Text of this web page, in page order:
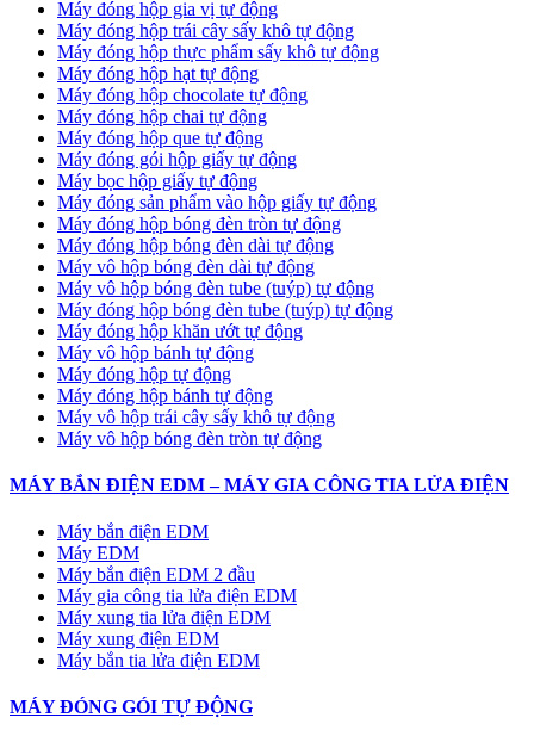
Máy đóng hộp gia vị tự động
Máy đóng hộp trái cây sấy khô tự động
Máy đóng hộp thực phẩm sấy khô tự động
Máy đóng hộp hạt tự động
Máy đóng hộp chocolate tự động
Máy đóng hộp chai tự động
Máy đóng hộp que tự động
Máy đóng gói hộp giấy tự động
Máy bọc hộp giấy tự động
Máy đóng sản phẩm vào hộp giấy tự động
Máy đóng hộp bóng đèn tròn tự động
Máy đóng hộp bóng đèn dài tự động
Máy vô hộp bóng đèn dài tự động
Máy vô hộp bóng đèn tube (tuýp) tự động
Máy đóng hộp bóng đèn tube (tuýp) tự động
Máy đóng hộp khăn ướt tự động
Máy vô hộp bánh tự động
Máy đóng hộp tự động
Máy đóng hộp bánh tự động
Máy vô hộp trái cây sấy khô tự động
Máy vô hộp bóng đèn tròn tự động
MÁY BẮN ĐIỆN EDM – MÁY GIA CÔNG TIA LỬA ĐIỆN
Máy bắn điện EDM
Máy EDM
Máy bắn điện EDM 2 đầu
Máy gia công tia lửa điện EDM
Máy xung tia lửa điện EDM
Máy xung điện EDM
Máy bắn tia lửa điện EDM
MÁY ĐÓNG GÓI TỰ ĐỘNG